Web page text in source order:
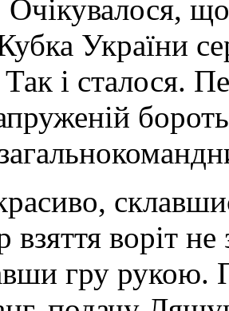
України
Так і сталося.
взяття воріт
гру рукою.